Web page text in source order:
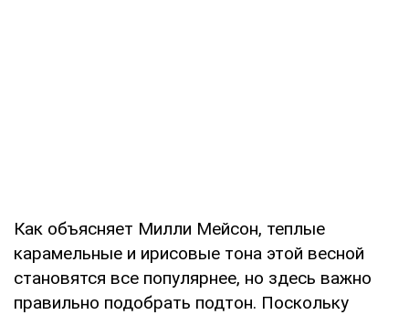
Как объясняет Милли Мейсон, теплые
карамельные и ирисовые тона этой весной
становятся все популярнее, но здесь важно
правильно подобрать подтон. Поскольку